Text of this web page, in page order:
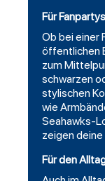
Für
Ob bei einer
öffentlichen
zum
schwarzen
stylischen
wie
Seahawks-
zeigen
Für den